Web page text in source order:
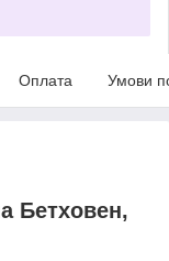
Оплата Умови
Бетховен,